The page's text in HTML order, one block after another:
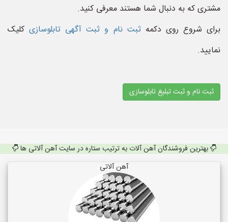
مشتری که به دنبال شما هستند معرفی کنید.
برای شروع روی دکمهثبت نام و ثبت آگهی تابلوسازی کلیک
نمایید.
ثبت نام و ثبت تبلیغ تابلوسازی
بهترین فروشندگان آهن آلات به ترتیب ستاره در سایت آهن آلاتی ها
آهن آلاتی